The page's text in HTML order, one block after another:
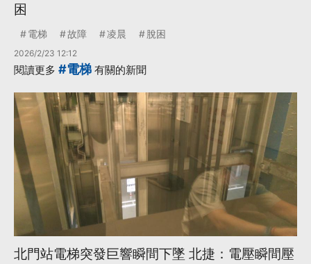
困
電梯 故障 凌晨 脫困
2026/2/23 12:12
閱讀更多 #電梯 有關的新聞
北門站電梯突發巨響瞬間下墜 北捷：電壓瞬間壓